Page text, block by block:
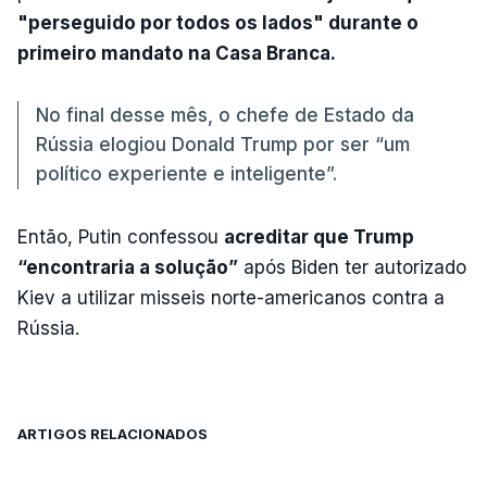
"perseguido por todos os lados" durante o
primeiro mandato na Casa Branca.
No final desse mês, o chefe de Estado da
Rússia elogiou Donald Trump por ser “um
político experiente e inteligente”.
Então, Putin confessou acreditar que Trump
“encontraria a solução” após Biden ter autorizado
Kiev a utilizar misseis norte-americanos contra a
Rússia.
ARTIGOS RELACIONADOS